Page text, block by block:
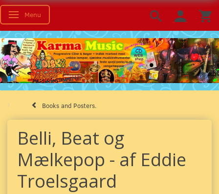
Toggle navigation
Menu
Books and Posters.
Belli, Beat og
Mælkepop - af Eddie
Troelsgaard